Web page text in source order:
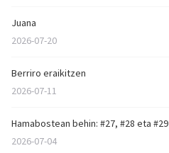
Juana
2026-07-20
Berriro eraikitzen
2026-07-11
Hamabostean behin: #27, #28 eta #29
2026-07-04